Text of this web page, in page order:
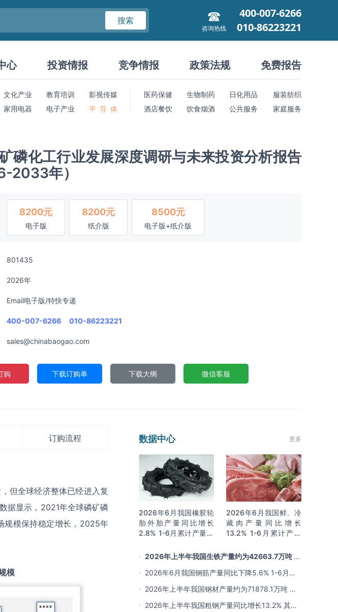
搜索
咨询热线
400-007-6266
010-86223221
心 投资情报 竞争情报 政策法规 免费报告
文化产业 教育培训
影视传媒
家用电器 电子产业 半 导 体
医药保健 生物制药 日化用品
服装纺织
酒店餐饮
饮食烟酒 公共服务 家庭服务
磷化工行业发展深度调研与未来投资分析报告
2033年）
8200元
电子版
8200元
纸介版
8500元
电子版+纸介版
801435
2026年
Email电子版/特快专递
400-007-6266 010-86223221
sales@chinabaogao.com
购 下载订购单 下载大纲 微信客服
订购流程
但全球经济整体已经进入复
据显示，2021年全球磷矿磷
规模保持稳定增长，2025年
模
数据中心 更多
2026年6月我国橡胶轮
胎外胎产量同比增长
2.8% 1-6月累计产量同
2026年6月我国鲜、冷
藏肉产量同比增长
13.2% 1-6月累计产量
2026年上半年我国生铁产量约为42663.7万吨 同
比下降2.8% 其中河北产量占比22.7%排名第一
2026年6月我国钢筋产量同比下降5.6% 1-6月累
计产量同比下降10.7%
2026年上半年我国钢材产量约为71878.1万吨 同
比下降0.9% 其中河北以超亿吨产量排名第一
2026年上半年我国粗钢产量同比增长13.2% 其中